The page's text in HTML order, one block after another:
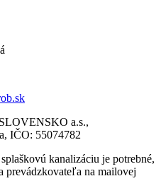
a.s.,
IČO: 55074782
kanalizáciu je potrebné,
prevádzkovateľa na mailovej